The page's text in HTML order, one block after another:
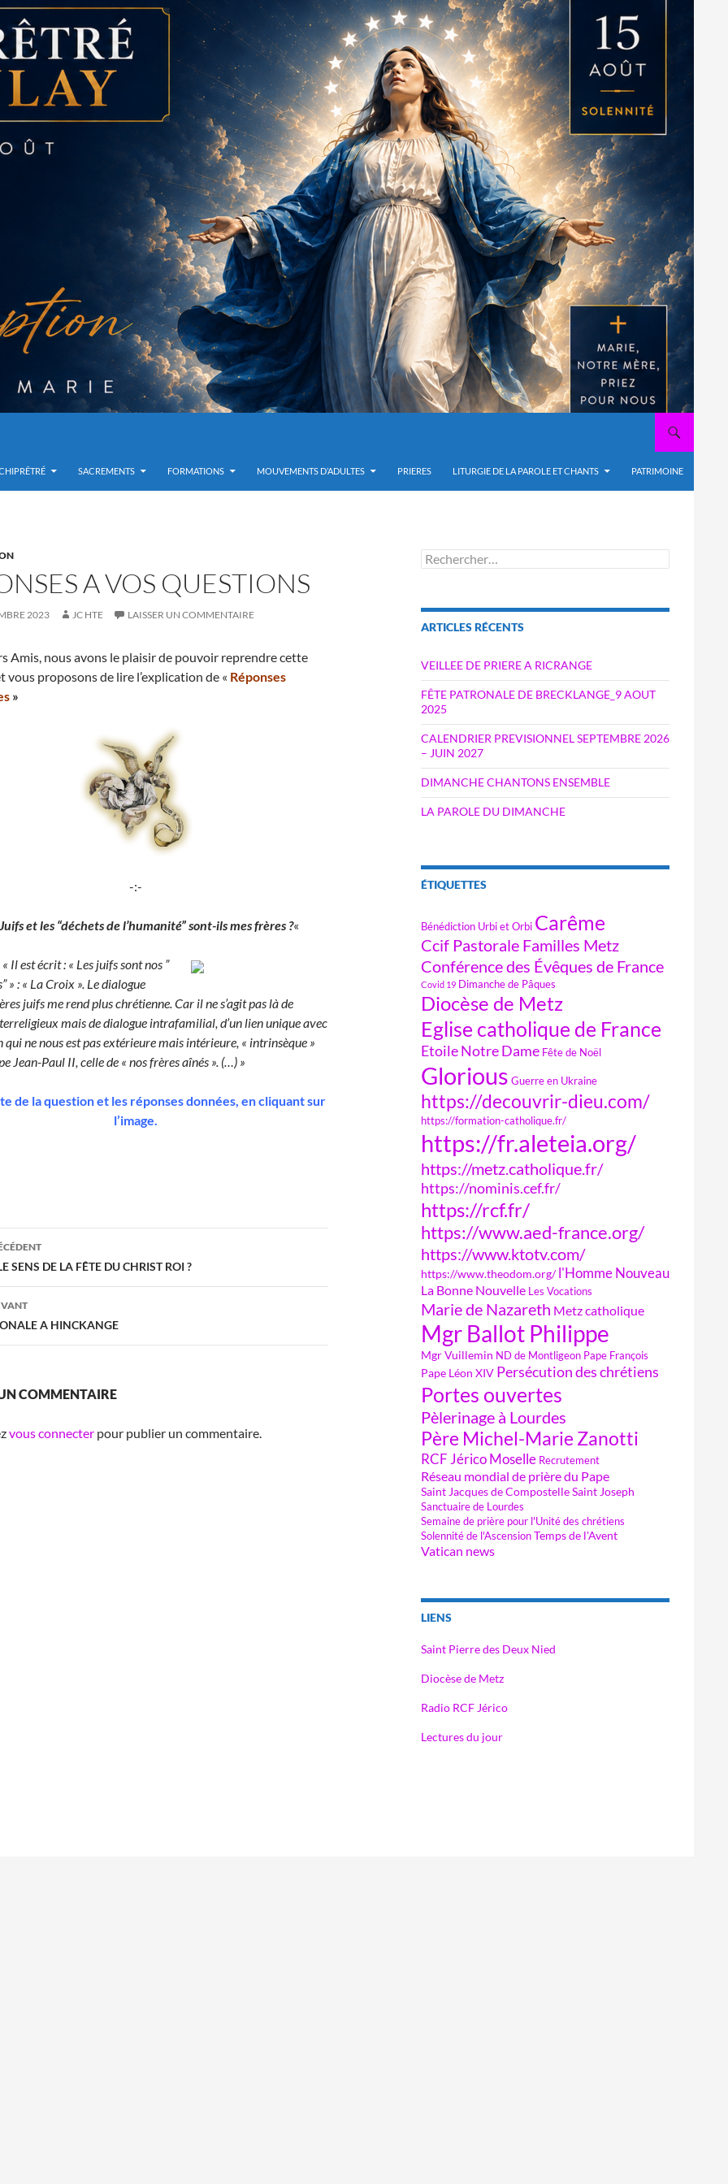
SACREMENTS FORMATIONS MOUVEMENTS D’ADULTES PRIERES LITURGIE DE LA PAROLE ET CHANTS PATRIMOINE
A VOS QUESTIONS
2023 JC HTE LAISSER UN COMMENTAIRE
Amis, nous avons le plaisir de pouvoir reprendre cette
vous proposons de lire l’explication de « Réponses
s »
-:-
et les “déchets de l’humanité” sont-ils mes frères ?«
« Il est écrit : « Les juifs sont nos ”
» : « La Croix ». Le dialogue
juifs me rend plus chrétienne. Car il ne s’agit pas là de
mais de dialogue intrafamilial, d’un lien unique avec
qui ne nous est pas extérieure mais intérieure, « intrinsèque »
Jean-Paul II, celle de « nos frères aînés ». (…) »
de la question et les réponses données, en cliquant sur
l’image.
SENS DE LA FÊTE DU CHRIST ROI ?
A HINCKANGE
COMMENTAIRE
vous connecter pour publier un commentaire.
Rechercher :
ARTICLES RÉCENTS
VEILLEE DE PRIERE A RICRANGE
FÊTE PATRONALE DE BRECKLANGE_9 AOUT
2025
CALENDRIER PREVISIONNEL SEPTEMBRE 2026
– JUIN 2027
DIMANCHE CHANTONS ENSEMBLE
LA PAROLE DU DIMANCHE
ÉTIQUETTES
Bénédiction Urbi et Orbi Carême
Ccif Pastorale Familles Metz
Conférence des Évêques de France
Covid 19 Dimanche de Pâques
Diocèse de Metz
Eglise catholique de France
Etoile Notre Dame Fête de Noël
Glorious Guerre en Ukraine
https://decouvrir-dieu.com/
https://formation-catholique.fr/
https://fr.aleteia.org/
https://metz.catholique.fr/
https://nominis.cef.fr/
https://rcf.fr/
https://www.aed-france.org/
https://www.ktotv.com/
https://www.theodom.org/ l'Homme Nouveau
La Bonne Nouvelle Les Vocations
Marie de Nazareth Metz catholique
Mgr Ballot Philippe
Mgr Vuillemin ND de Montligeon Pape François
Pape Léon XIV Persécution des chrétiens
Portes ouvertes
Pèlerinage à Lourdes
Père Michel-Marie Zanotti
RCF Jérico Moselle Recrutement
Réseau mondial de prière du Pape
Saint Jacques de CompostelleSaint Joseph
Sanctuaire de Lourdes
Semaine de prière pour l'Unité des chrétiens
Solennité de l'AscensionTemps de l'Avent
Vatican news
LIENS
Saint Pierre des Deux Nied
Diocèse de Metz
Radio RCF Jérico
Lectures du jour